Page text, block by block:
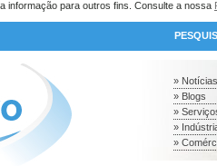
informação para outros fins. Consulte a nossa
» Notícias
» Blogs
»
»
»